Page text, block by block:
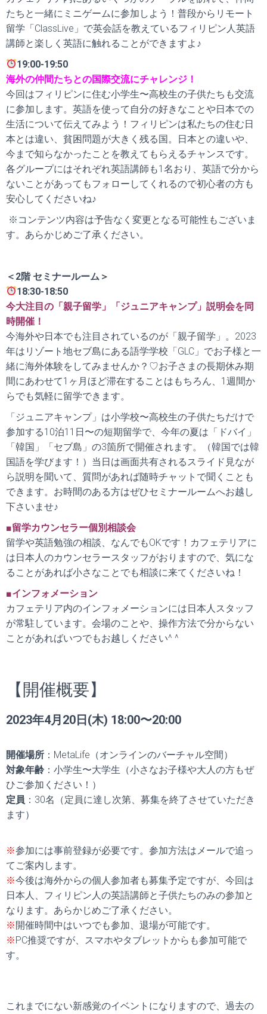
たちと一緒にミニゲームに参加しよう！普段からリモート
留学「ClassLive」で英会話を教えているフィリピン人英語
講師と楽しく英語に触れることができますよ♪
19:00-19:50
海外の仲間たちとの国際交流にチャレンジ！
今回はフィリピンに住む小学生〜高校生の子供たちも交流
に参加します。英語を使って自分の好きなことや日本での
生活について伝えてみよう！フィリピンは私たちの住む日
本とは違い、貧困問題が大きく残る国。日本との違いや、
今まで知らなかったことを教えてもらえるチャンスです。
各グループにはそれぞれ英語講師も1名おり、英語で分から
ないことがあってもフォローしてくれるので初心者の方も
安心してくださいね♪
※コンテンツ内容は予告なく変更となる可能性もございま
す。あらかじめご了承ください。
＜2階 セミナールーム＞
18:30-18:50
今大注目の「親子留学」「ジュニアキャンプ」説明会を同
時開催！
今海外や日本でも注目されているのが「親子留学」。2023
年はリゾート地セブ島にある語学学校「GLC」でお子様と一
緒に海外体験をしてみませんか？♡お子さまの長期休み期
間にあわせて1ヶ月ほど滞在することはもちろん、1週間か
らでも気軽に留学できます。
「ジュニアキャンプ」は小学校〜高校生の子供たちだけで
参加する10泊11日〜の短期留学で、今年の夏は「ドバイ」
「韓国」「セブ島」の3箇所で開催されます。（韓国では韓
国語を学びます！）当日は画面共有されるスライド見なが
ら説明を聞いて、質問があれば随時チャットで聞くことも
できます。お時間のある方はぜひセミナールームへお越し
下さいませ♪
■留学カウンセラー個別相談会
留学や英語勉強の相談、なんでもOKです！カフェテリアに
は日本人のカウンセラースタッフがおりますので、気にな
ることがあれば小さなことでも相談に来てくださいね！
■インフォメーション
カフェテリア内のインフォメーションには日本人スタッフ
が常駐しています。会場のことや、操作方法で分からない
ことがあればいつでもお越しください^ ^
【開催概要】
2023年4月20日(木) 18:00〜20:00
開催場所 ：MetaLife（オンラインのバーチャル空間）
対象年齢 ：小学生〜大学生（小さなお子様や大人の方もぜ
ひご参加ください！）
定員 ：30名（定員に達し次第、募集を終了させていただき
ます）
※参加には事前登録が必要です。参加方法はメールで追っ
てご案内します。
※今後は海外からの個人参加者も募集予定ですが、今回は
日本人、フィリピン人の英語講師と子供たちのみの参加と
なります。あらかじめご了承ください。
※開催時間中はいつでも参加、退場が可能です。
※PC推奨ですが、スマホやタブレットからも参加可能で
す。
これまでにない新感覚のイベントになりますので、過去の